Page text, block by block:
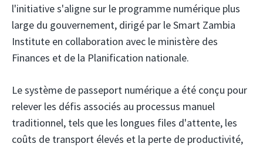
l'initiative s'aligne sur le programme numérique plus
large du gouvernement, dirigé par le Smart Zambia
Institute en collaboration avec le ministère des
Finances et de la Planification nationale.
Le système de passeport numérique a été conçu pour
relever les défis associés au processus manuel
traditionnel, tels que les longues files d'attente, les
coûts de transport élevés et la perte de productivité,